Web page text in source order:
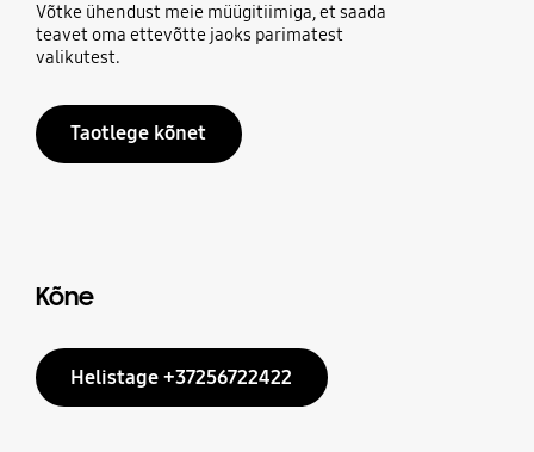
Võtke ühendust meie müügitiimiga, et saada
teavet oma ettevõtte jaoks parimatest
valikutest.
Taotlege kõnet
Kõne
Helistage +37256722422